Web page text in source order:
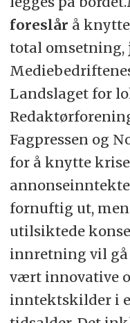
foreslår å
total omsetning,
Landslaget for
Fagpressen og
for å knytte
fornuftig ut,
utilsiktede
innretning vil gå
vært innovative
inntektskilder i